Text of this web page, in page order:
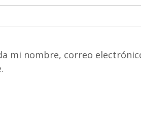
mi nombre, correo